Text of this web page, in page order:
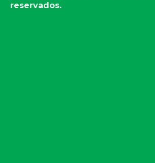
reservados.